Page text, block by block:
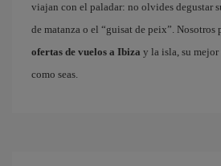
viajan con el paladar: no olvides degustar
de matanza o el “guisat de peix”. Nosotros
ofertas de vuelos a Ibiza y la isla, su mejor
como seas.